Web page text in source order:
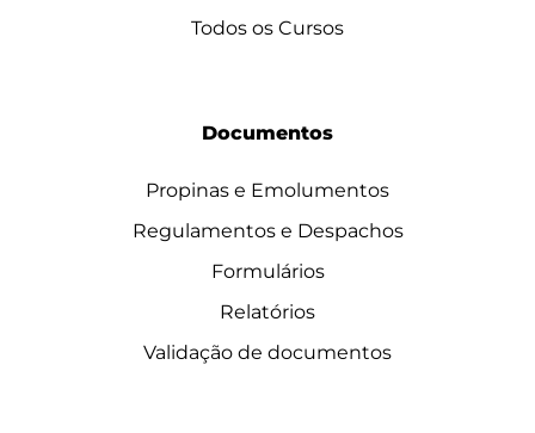
Todos os Cursos
Documentos
Propinas e Emolumentos
Regulamentos e Despachos
Formulários
Relatórios
Validação de documentos